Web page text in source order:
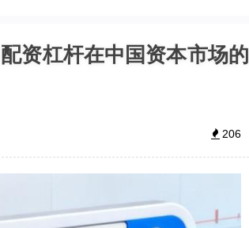
资杠杆在中国资本市场的
206